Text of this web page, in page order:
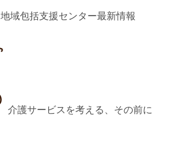
地域包括支援センター最新情報
介護サービスを考える、その前に